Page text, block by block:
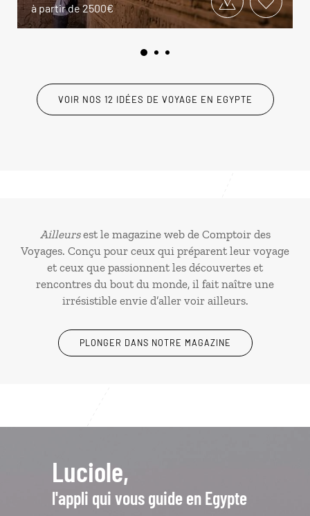
à partir de 2500€
VOIR NOS 12 IDÉES DE VOYAGE EN EGYPTE
Ailleursest le magazine web de Comptoir des
Voyages. Conçu pour ceux qui préparent leur voyage
et ceux que passionnent les découvertes et
rencontres du bout du monde, il fait naître une
irrésistible envie d’aller voir ailleurs.
PLONGER DANS NOTRE MAGAZINE
Luciole,
l'appli qui vous guide en Egypte